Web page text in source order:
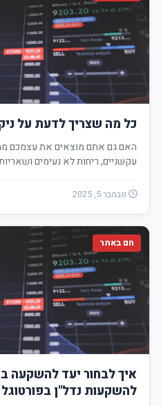
כל מה שצריך לדעת על
האם גם אתם מוצאים את עצמכם
עקשניים, ריחות לא נעימים
נובמבר 5, 2025
חם באתר
איך לבחור יעד להשקעה
להשקעות נדל"ן בפורטוגל